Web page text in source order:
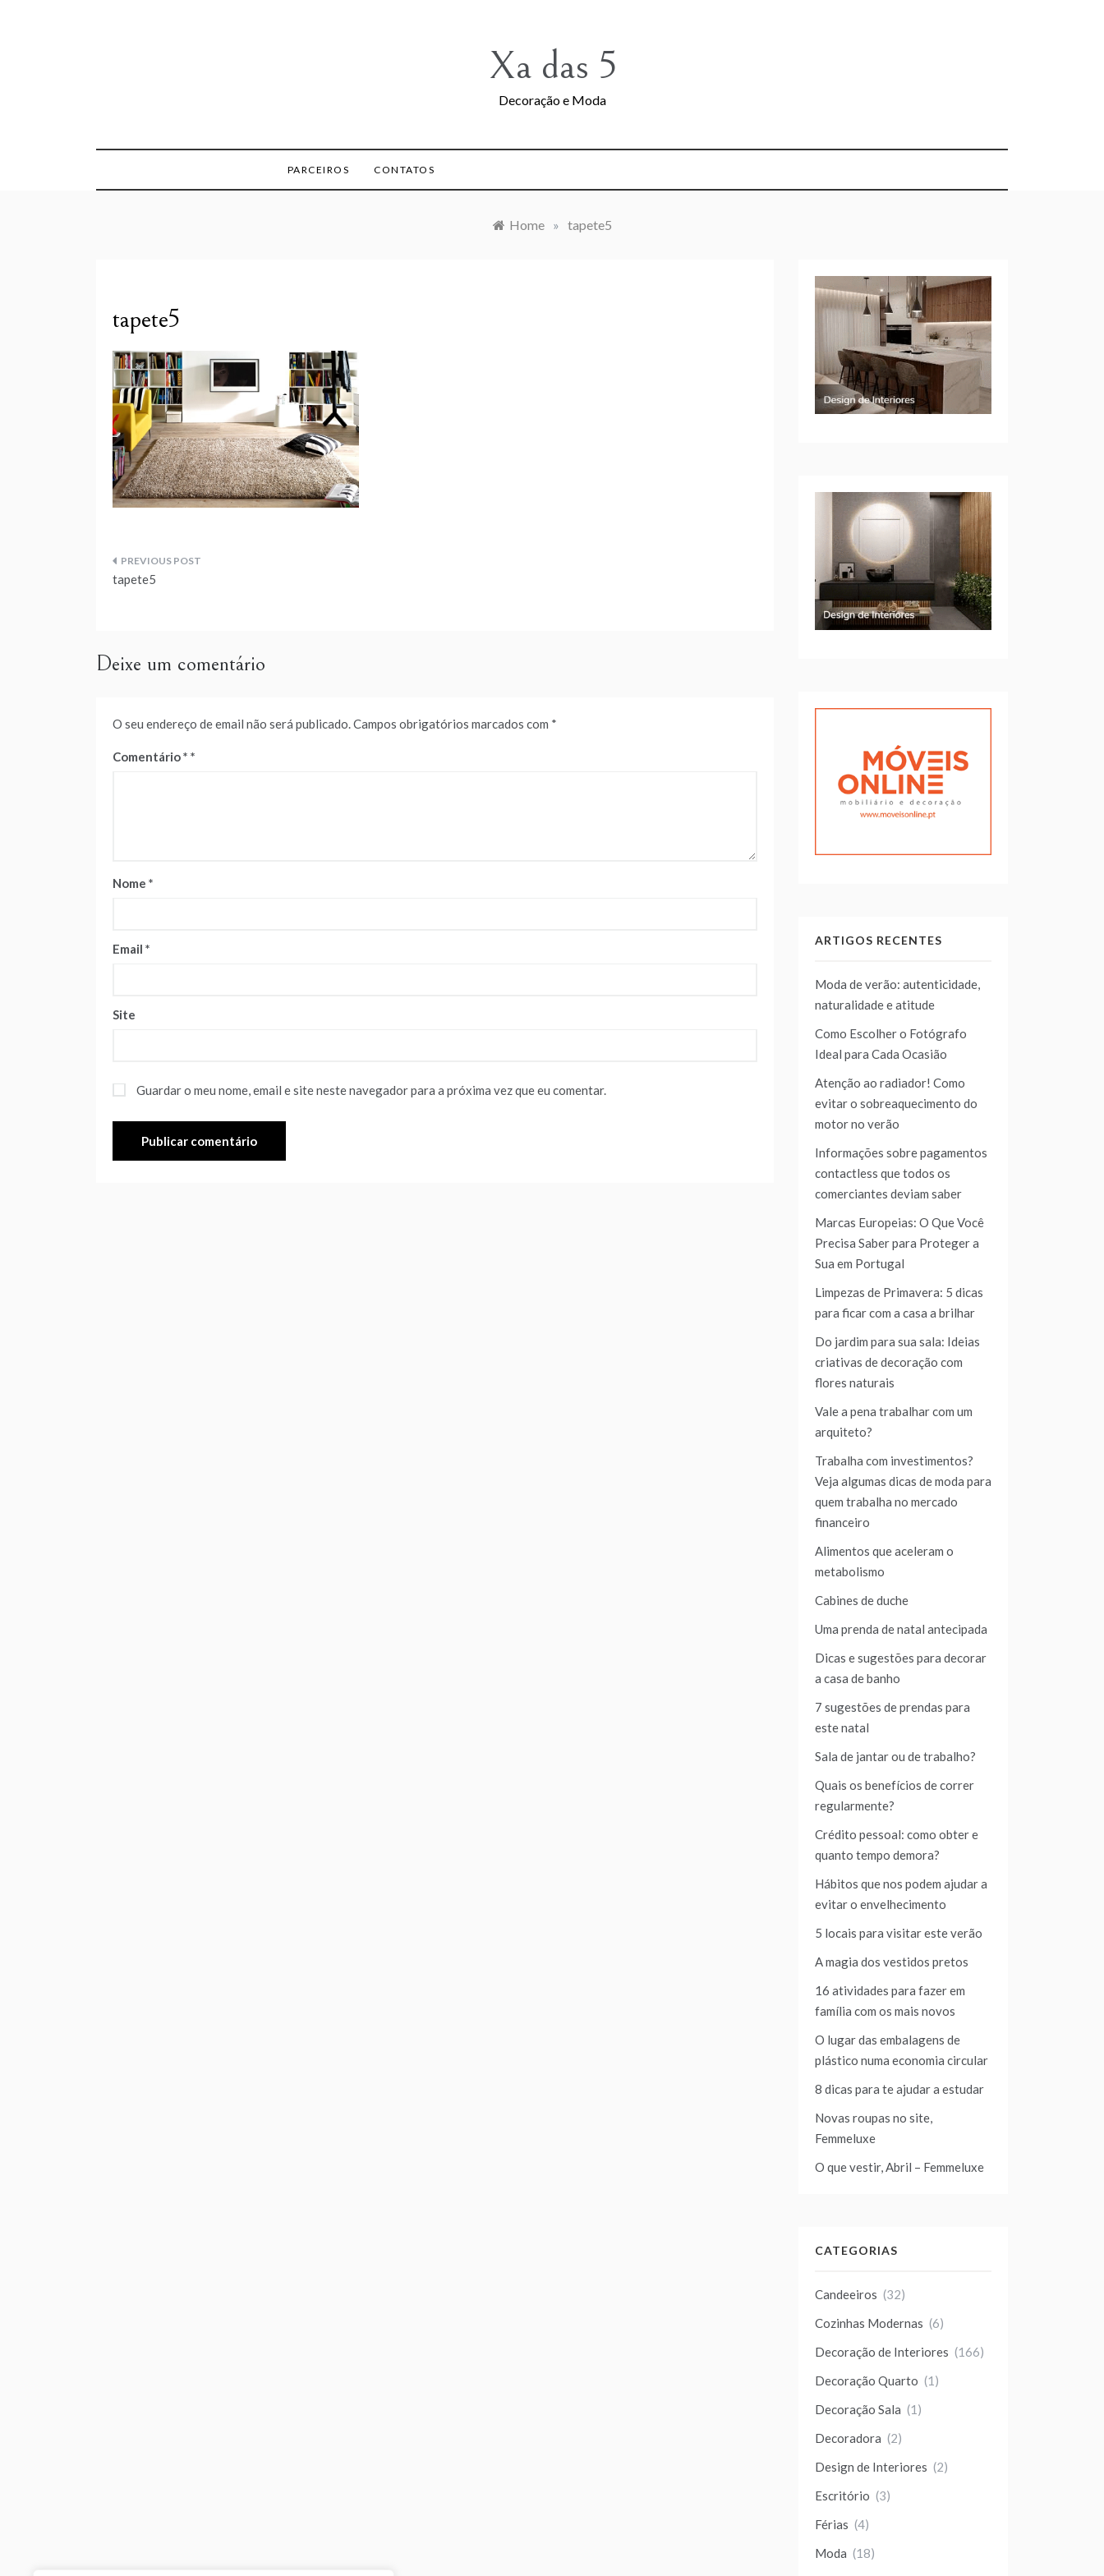
Xa das 5
Decoração e Moda
PARCEIROS CONTATOS
Home » tapete5
tapete5
Navegação
tapete5
Deixe um comentário
O seu endereço de email não será publicado.Campos obrigatórios marcados com *
Comentário*
Nome *
Email *
Site
Guardar o meu nome, email e site neste navegador para a próxima vez que eu comentar.
ARTIGOS RECENTES
Moda de verão: autenticidade,
naturalidade e atitude
Como Escolher o Fotógrafo
Ideal para Cada Ocasião
Atenção ao radiador! Como
evitar o sobreaquecimento do
motor no verão
Informações sobre pagamentos
contactless que todos os
comerciantes deviam saber
Marcas Europeias: O Que Você
Precisa Saber para Proteger a
Sua em Portugal
Limpezas de Primavera: 5 dicas
para ficar com a casa a brilhar
Do jardim para sua sala: Ideias
criativas de decoração com
flores naturais
Vale a pena trabalhar com um
arquiteto?
Trabalha com investimentos?
Veja algumas dicas de moda para
quem trabalha no mercado
financeiro
Alimentos que aceleram o
metabolismo
Cabines de duche
Uma prenda de natal antecipada
Dicas e sugestões para decorar
a casa de banho
7 sugestões de prendas para
este natal
Sala de jantar ou de trabalho?
Quais os benefícios de correr
regularmente?
Crédito pessoal: como obter e
quanto tempo demora?
Hábitos que nos podem ajudar a
evitar o envelhecimento
5 locais para visitar este verão
A magia dos vestidos pretos
16 atividades para fazer em
família com os mais novos
O lugar das embalagens de
plástico numa economia circular
8 dicas para te ajudar a estudar
Novas roupas no site,
Femmeluxe
O que vestir, Abril – Femmeluxe
CATEGORIAS
Candeeiros (32)
Cozinhas Modernas (6)
Decoração de Interiores (166)
Decoração Quarto (1)
Decoração Sala (1)
Decoradora (2)
Design de Interiores (2)
Escritório (3)
Férias (4)
Moda (18)